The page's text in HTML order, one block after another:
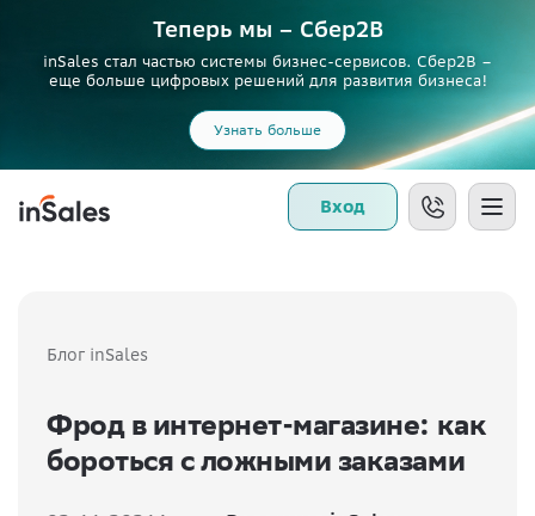
Теперь мы – Сбер2B
inSales стал частью системы бизнес-сервисов. Сбер2В –
еще больше цифровых решений для развития бизнеса!
Узнать больше
Вход
Блог inSales
Фрод в интернет-магазине: как
бороться с ложными заказами